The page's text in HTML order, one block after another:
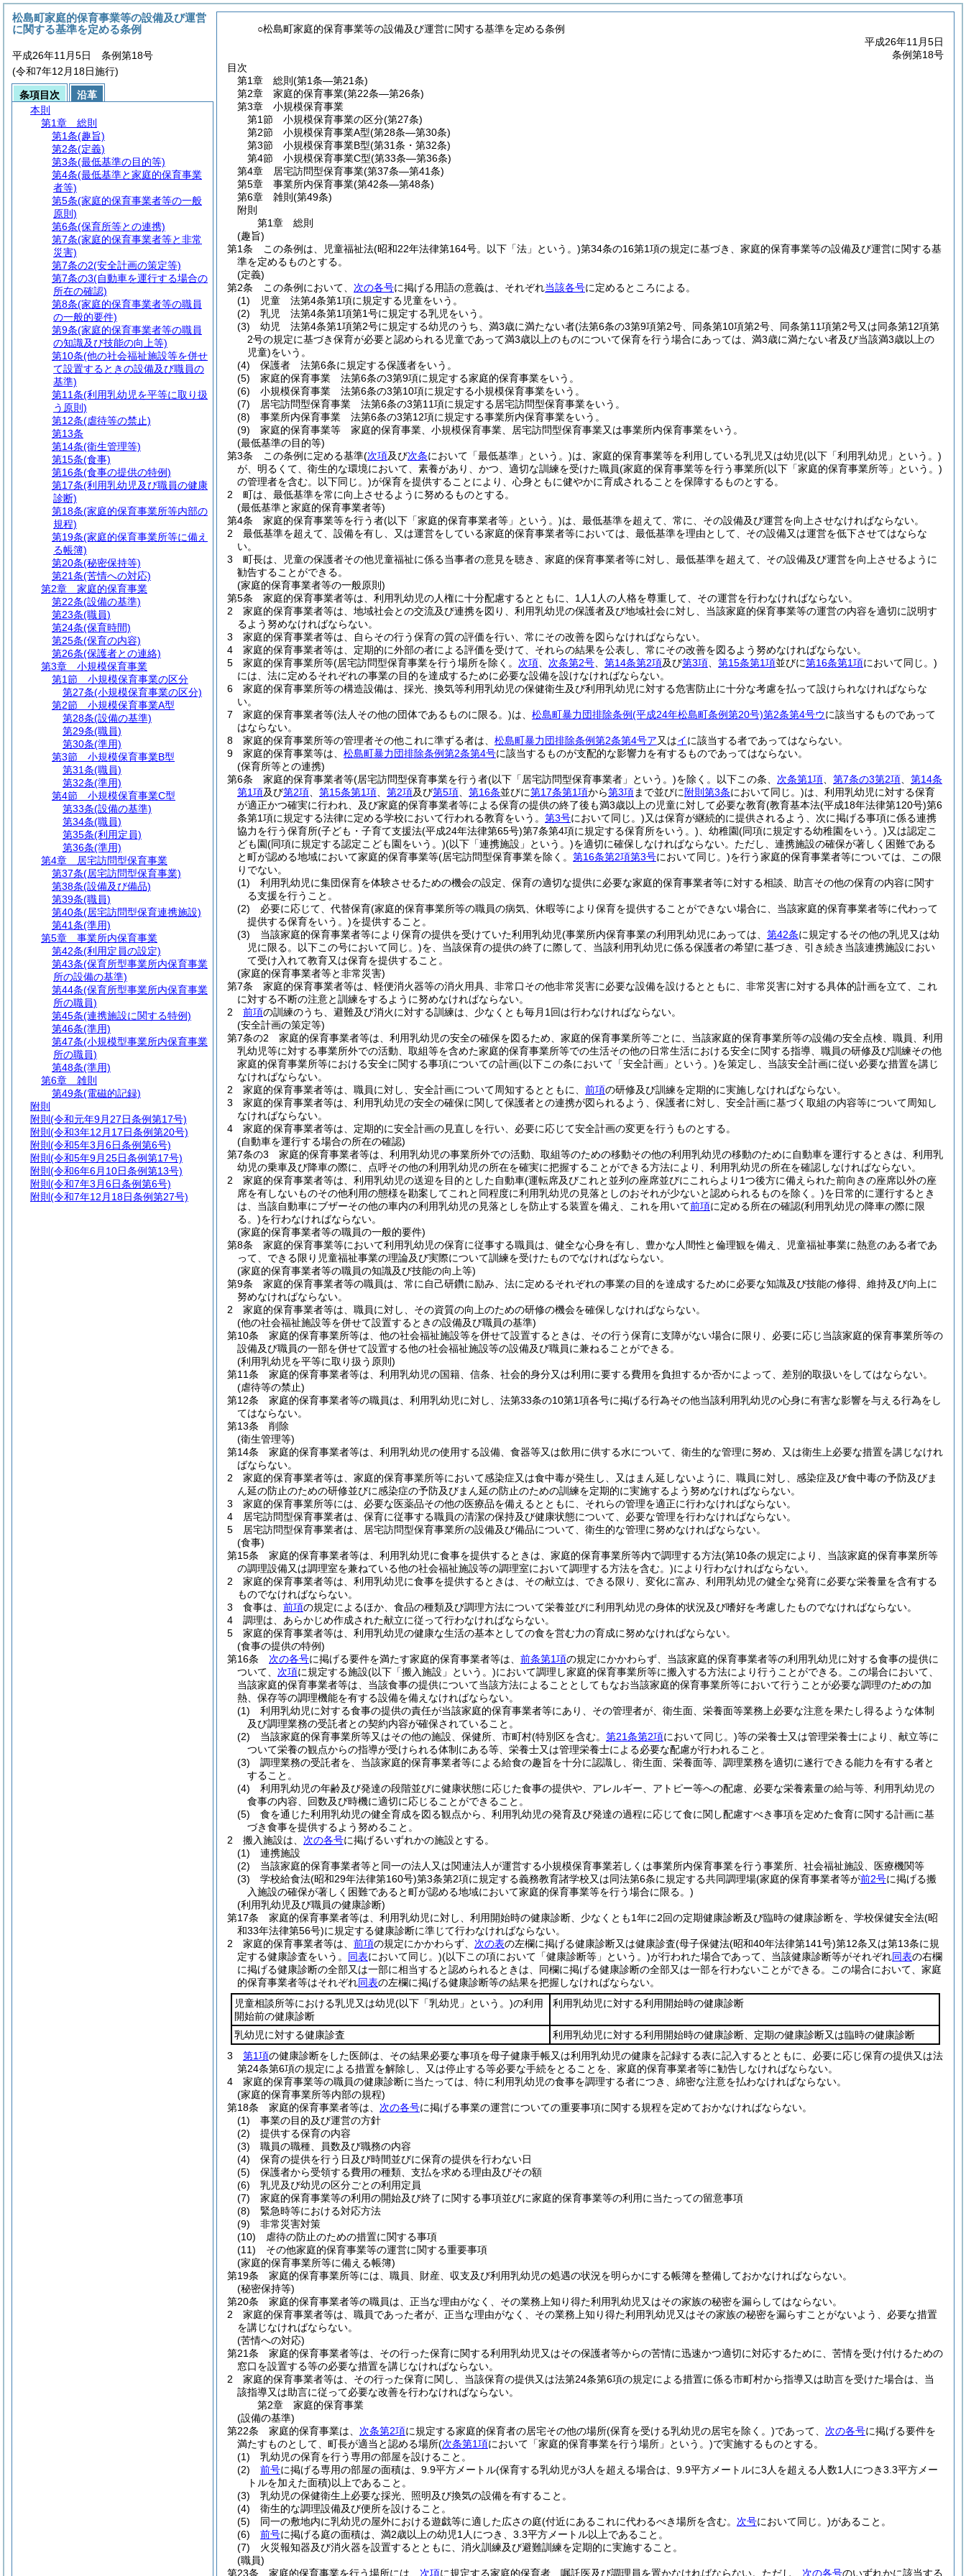
○松島町家庭的保育事業等の設備及び運営に関する基準を定める条例
平成26年11月5日
条例第18号
目次
第1章
総則 (第1条―第21条)
第2章
家庭的保育事業(第22条―第26条)
第3章
小規模保育事業
第1節
小規模保育事業の区分(第27条)
第2節
小規模保育事業A型(第28条―第30条)
第3節
小規模保育事業B型(第31条・第32条)
第4節
小規模保育事業C型(第33条―第36条)
第4章
居宅訪問型保育事業(第37条―第41条)
第5章
事業所内保育事業(第42条―第48条)
第6章
雑則 (第49条)
附則
第1章
総則
(趣旨)
第1条
この条例は、児童福祉法(昭和22年法律第164号。以下「法」という。)第34条の16第1項の規定に基づき、家庭的保育事業等の設備及び運営に関する基
準を定めるものとする。
(定義)
第2条
この条例において、 次の各号に掲げる用語の意義は、それぞれ当該各号に定めるところによる。
(1)
児童 法第4条第1項に規定する児童をいう。
(2)
乳児 法第4条第1項第1号に規定する乳児をいう。
(3)
幼児 法第4条第1項第2号に規定する幼児のうち、満3歳に満たない者(法第6条の3第9項第2号、同条第10項第2号、同条第11項第2号又は同条第12項第
2号の規定に基づき保育が必要と認められる児童であって満3歳以上のものについて保育を行う場合にあっては、満3歳に満たない者及び当該満3歳以上の
児童)をいう。
(4)
保護者 法第6条に規定する保護者をいう。
(5)
家庭的保育事業 法第6条の3第9項に規定する家庭的保育事業をいう。
(6)
小規模保育事業 法第6条の3第10項に規定する小規模保育事業をいう。
(7)
居宅訪問型保育事業 法第6条の3第11項に規定する居宅訪問型保育事業をいう。
(8)
事業所内保育事業 法第6条の3第12項に規定する事業所内保育事業をいう。
(9)
家庭的保育事業等 家庭的保育事業、小規模保育事業、居宅訪問型保育事業又は事業所内保育事業をいう。
(最低基準の目的等)
第3条
この条例に定める基準(次項及び次条において「最低基準」という。)は、家庭的保育事業等を利用している乳児又は幼児(以下「利用乳幼児」という。)
が、明るくて、衛生的な環境において、素養があり、かつ、適切な訓練を受けた職員(家庭的保育事業等を行う事業所(以下「家庭的保育事業所等」という。)
の管理者を含む。以下同じ。)が保育を提供することにより、心身ともに健やかに育成されることを保障するものとする。
2
町は、最低基準を常に向上させるように努めるものとする。
(最低基準と家庭的保育事業者等)
第4条
家庭的保育事業等を行う者(以下「家庭的保育事業者等」という。)は、最低基準を超えて、常に、その設備及び運営を向上させなければならない。
2
最低基準を超えて、設備を有し、又は運営をしている家庭的保育事業者等においては、最低基準を理由として、その設備又は運営を低下させてはならな
い。
3
町長は、児童の保護者その他児童福祉に係る当事者の意見を聴き、家庭的保育事業者等に対し、最低基準を超えて、その設備及び運営を向上させるように
勧告することができる。
(家庭的保育事業者等の一般原則)
第5条
家庭的保育事業者等は、利用乳幼児の人権に十分配慮するとともに、1人1人の人格を尊重して、その運営を行わなければならない。
2
家庭的保育事業者等は、地域社会との交流及び連携を図り、利用乳幼児の保護者及び地域社会に対し、当該家庭的保育事業等の運営の内容を適切に説明す
るよう努めなければならない。
3
家庭的保育事業者等は、自らその行う保育の質の評価を行い、常にその改善を図らなければならない。
4
家庭的保育事業者等は、定期的に外部の者による評価を受けて、それらの結果を公表し、常にその改善を図るよう努めなければならない。
5
家庭的保育事業所等(居宅訪問型保育事業を行う場所を除く。 次項 次条第2号 第14条第2項及び第3項 第15条第1項並びに第16条第1項において同じ。)
には、法に定めるそれぞれの事業の目的を達成するために必要な設備を設けなければならない。
6
家庭的保育事業所等の構造設備は、採光、換気等利用乳幼児の保健衛生及び利用乳幼児に対する危害防止に十分な考慮を払って設けられなければならな
い。
7
家庭的保育事業者等(法人その他の団体であるものに限る。)は、 松島町暴力団排除条例(平成24年松島町条例第20号)第2条第4号ウに該当するものであって
はならない。
8
家庭的保育事業所等の管理者その他これに準ずる者は、 松島町暴力団排除条例第2条第4号ア又はイに該当する者であってはならない。
9
家庭的保育事業等は、 松島町暴力団排除条例第2条第4号に該当するものが支配的な影響力を有するものであってはならない。
(保育所等との連携)
第6条
家庭的保育事業者等(居宅訪問型保育事業を行う者(以下「居宅訪問型保育事業者」という。)を除く。以下この条、 次条第1項 第7条の3第2項
第14条
第1項及び第2項 第15条第1項 第2項及び第5項 第16条並びに第17条第1項から第3項まで並びに 附則第3条において同じ。)は、利用乳幼児に対する保育
が適正かつ確実に行われ、及び家庭的保育事業者等による保育の提供の終了後も満3歳以上の児童に対して必要な教育(教育基本法(平成18年法律第120号)第6
条第1項に規定する法律に定める学校において行われる教育をいう。 第3号において同じ。)又は保育が継続的に提供されるよう、次に掲げる事項に係る連携
協力を行う保育所(子ども・子育て支援法(平成24年法律第65号)第7条第4項に規定する保育所をいう。) 、幼稚園(同項に規定する幼稚園をいう。)又は認定こ
ども園(同項に規定する認定こども園をいう。)(以下「連携施設」という。)を適切に確保しなければならない。 ただし、連携施設の確保が著しく困難である
と町が認める地域において家庭的保育事業等(居宅訪問型保育事業を除く。 第16条第2項第3号において同じ。)を行う家庭的保育事業者等については、この限
りでない。
(1)
利用乳幼児に集団保育を体験させるための機会の設定、保育の適切な提供に必要な家庭的保育事業者等に対する相談、助言その他の保育の内容に関す
る支援を行うこと。
(2)
必要に応じて、代替保育(家庭的保育事業所等の職員の病気、休暇等により保育を提供することができない場合に、当該家庭的保育事業者等に代わって
提供する保育をいう。)を提供すること。
(3)
当該家庭的保育事業者等により保育の提供を受けていた利用乳幼児(事業所内保育事業の利用乳幼児にあっては、 第42条に規定するその他の乳児又は幼
児に限る。以下この号において同じ。)を、当該保育の提供の終了に際して、当該利用乳幼児に係る保護者の希望に基づき、引き続き当該連携施設におい
て受け入れて教育又は保育を提供すること。
(家庭的保育事業者等と非常災害)
第7条
家庭的保育事業者等は、軽便消火器等の消火用具、非常口その他非常災害に必要な設備を設けるとともに、非常災害に対する具体的計画を立て、これ
に対する不断の注意と訓練をするように努めなければならない。
2
前項の訓練のうち、避難及び消火に対する訓練は、少なくとも毎月1回は行わなければならない。
(安全計画の策定等)
第7条の2
家庭的保育事業者等は、利用乳幼児の安全の確保を図るため、家庭的保育事業所等ごとに、当該家庭的保育事業所等の設備の安全点検、職員、利用
乳幼児等に対する事業所外での活動、取組等を含めた家庭的保育事業所等での生活その他の日常生活における安全に関する指導、職員の研修及び訓練その他
家庭的保育事業所等における安全に関する事項についての計画(以下この条において「安全計画」という。)を策定し、当該安全計画に従い必要な措置を講じ
なければならない。
2
家庭的保育事業者等は、職員に対し、安全計画について周知するとともに、 前項の研修及び訓練を定期的に実施しなければならない。
3
家庭的保育事業者等は、利用乳幼児の安全の確保に関して保護者との連携が図られるよう、保護者に対し、安全計画に基づく取組の内容等について周知し
なければならない。
4
家庭的保育事業者等は、定期的に安全計画の見直しを行い、必要に応じて安全計画の変更を行うものとする。
(自動車を運行する場合の所在の確認)
第7条の3
家庭的保育事業者等は、利用乳幼児の事業所外での活動、取組等のための移動その他の利用乳幼児の移動のために自動車を運行するときは、利用乳
幼児の乗車及び降車の際に、点呼その他の利用乳幼児の所在を確実に把握することができる方法により、利用乳幼児の所在を確認しなければならない。
2
家庭的保育事業者等は、利用乳幼児の送迎を目的とした自動車(運転席及びこれと並列の座席並びにこれらより1つ後方に備えられた前向きの座席以外の座
席を有しないものその他利用の態様を勘案してこれと同程度に利用乳幼児の見落としのおそれが少ないと認められるものを除く。)を日常的に運行するとき
は、当該自動車にブザーその他の車内の利用乳幼児の見落としを防止する装置を備え、これを用いて前項に定める所在の確認(利用乳幼児の降車の際に限
る。)を行わなければならない。
(家庭的保育事業者等の職員の一般的要件)
第8条
家庭的保育事業等において利用乳幼児の保育に従事する職員は、健全な心身を有し、豊かな人間性と倫理観を備え、児童福祉事業に熱意のある者であ
って、できる限り児童福祉事業の理論及び実際について訓練を受けたものでなければならない。
(家庭的保育事業者等の職員の知識及び技能の向上等)
第9条
家庭的保育事業者等の職員は、常に自己研鑽に励み、法に定めるそれぞれの事業の目的を達成するために必要な知識及び技能の修得、維持及び向上に
努めなければならない。
2
家庭的保育事業者等は、職員に対し、その資質の向上のための研修の機会を確保しなければならない。
(他の社会福祉施設等を併せて設置するときの設備及び職員の基準)
第10条
家庭的保育事業所等は、他の社会福祉施設等を併せて設置するときは、その行う保育に支障がない場合に限り、必要に応じ当該家庭的保育事業所等の
設備及び職員の一部を併せて設置する他の社会福祉施設等の設備及び職員に兼ねることができる。
(利用乳幼児を平等に取り扱う原則)
第11条
家庭的保育事業者等は、利用乳幼児の国籍、信条、社会的身分又は利用に要する費用を負担するか否かによって、差別的取扱いをしてはならない。
(虐待等の禁止)
第12条
家庭的保育事業者等の職員は、利用乳幼児に対し、法第33条の10第1項各号に掲げる行為その他当該利用乳幼児の心身に有害な影響を与える行為をし
てはならない。
第13条
削除
(衛生管理等)
第14条
家庭的保育事業者等は、利用乳幼児の使用する設備、食器等又は飲用に供する水について、衛生的な管理に努め、又は衛生上必要な措置を講じなけれ
ばならない。
2
家庭的保育事業者等は、家庭的保育事業所等において感染症又は食中毒が発生し、又はまん延しないように、職員に対し、感染症及び食中毒の予防及びま
ん延の防止のための研修並びに感染症の予防及びまん延の防止のための訓練を定期的に実施するよう努めなければならない。
3
家庭的保育事業所等には、必要な医薬品その他の医療品を備えるとともに、それらの管理を適正に行わなければならない。
4
居宅訪問型保育事業者は、保育に従事する職員の清潔の保持及び健康状態について、必要な管理を行わなければならない。
5
居宅訪問型保育事業者は、居宅訪問型保育事業所の設備及び備品について、衛生的な管理に努めなければならない。
(食事)
第15条
家庭的保育事業者等は、利用乳幼児に食事を提供するときは、家庭的保育事業所等内で調理する方法(第10条の規定により、当該家庭的保育事業所等
の調理設備又は調理室を兼ねている他の社会福祉施設等の調理室において調理する方法を含む。)により行わなければならない。
2
家庭的保育事業者等は、利用乳幼児に食事を提供するときは、その献立は、できる限り、変化に富み、利用乳幼児の健全な発育に必要な栄養量を含有する
ものでなければならない。
3
食事は、 前項の規定によるほか、食品の種類及び調理方法について栄養並びに利用乳幼児の身体的状況及び嗜好を考慮したものでなければならない。
4
調理は、あらかじめ作成された献立に従って行わなければならない。
5
家庭的保育事業者等は、利用乳幼児の健康な生活の基本としての食を営む力の育成に努めなければならない。
(食事の提供の特例)
第16条
次の各号に掲げる要件を満たす家庭的保育事業者等は、 前条第1項の規定にかかわらず、当該家庭的保育事業者等の利用乳幼児に対する食事の提供に
ついて、 次項に規定する施設(以下「搬入施設」という。)において調理し家庭的保育事業所等に搬入する方法により行うことができる。
この場合において、
当該家庭的保育事業者等は、当該食事の提供について当該方法によることとしてもなお当該家庭的保育事業所等において行うことが必要な調理のための加
熱、保存等の調理機能を有する設備を備えなければならない。
(1)
利用乳幼児に対する食事の提供の責任が当該家庭的保育事業者等にあり、その管理者が、衛生面、栄養面等業務上必要な注意を果たし得るような体制
及び調理業務の受託者との契約内容が確保されていること。
(2)
当該家庭的保育事業所等又はその他の施設、保健所、市町村(特別区を含む。 第21条第2項において同じ。)等の栄養士又は管理栄養士により、献立等に
ついて栄養の観点からの指導が受けられる体制にある等、栄養士又は管理栄養士による必要な配慮が行われること。
(3)
調理業務の受託者を、当該家庭的保育事業者等による給食の趣旨を十分に認識し、衛生面、栄養面等、調理業務を適切に遂行できる能力を有する者と
すること。
(4)
利用乳幼児の年齢及び発達の段階並びに健康状態に応じた食事の提供や、アレルギー、アトピー等への配慮、必要な栄養素量の給与等、利用乳幼児の
食事の内容、回数及び時機に適切に応じることができること。
(5)
食を通じた利用乳幼児の健全育成を図る観点から、利用乳幼児の発育及び発達の過程に応じて食に関し配慮すべき事項を定めた食育に関する計画に基
づき食事を提供するよう努めること。
2
搬入施設は、 次の各号に掲げるいずれかの施設とする。
(1)
連携施設
(2)
当該家庭的保育事業者等と同一の法人又は関連法人が運営する小規模保育事業若しくは事業所内保育事業を行う事業所、社会福祉施設、医療機関等
(3)
学校給食法(昭和29年法律第160号)第3条第2項に規定する義務教育諸学校又は同法第6条に規定する共同調理場(家庭的保育事業者等が前2号に掲げる搬
入施設の確保が著しく困難であると町が認める地域において家庭的保育事業等を行う場合に限る。)
(利用乳幼児及び職員の健康診断)
第17条
家庭的保育事業者等は、利用乳幼児に対し、利用開始時の健康診断、少なくとも1年に2回の定期健康診断及び臨時の健康診断を、学校保健安全法(昭
和33年法律第56号)に規定する健康診断に準じて行わなければならない。
2
家庭的保育事業者等は、 前項の規定にかかわらず、 次の表の左欄に掲げる健康診断又は健康診査(母子保健法(昭和40年法律第141号)第12条又は第13条に規
定する健康診査をいう。 同表において同じ。)(以下この項において「健康診断等」という。)が行われた場合であって、当該健康診断等がそれぞれ同表の右欄
に掲げる健康診断の全部又は一部に相当すると認められるときは、同欄に掲げる健康診断の全部又は一部を行わないことができる。
この場合において、家庭
的保育事業者等はそれぞれ同表の左欄に掲げる健康診断等の結果を把握しなければならない。
児童相談所等における乳児又は幼児(以下「乳幼児」という。)の利用
開始前の健康診断
利用乳幼児に対する利用開始時の健康診断
乳幼児に対する健康診査
利用乳幼児に対する利用開始時の健康診断、定期の健康診断又は臨時の健康診断
3
第1項の健康診断をした医師は、その結果必要な事項を母子健康手帳又は利用乳幼児の健康を記録する表に記入するとともに、必要に応じ保育の提供又は法
第24条第6項の規定による措置を解除し、又は停止する等必要な手続をとることを、家庭的保育事業者等に勧告しなければならない。
4
家庭的保育事業等の職員の健康診断に当たっては、特に利用乳幼児の食事を調理する者につき、綿密な注意を払わなければならない。
(家庭的保育事業所等内部の規程)
第18条
家庭的保育事業者等は、 次の各号に掲げる事業の運営についての重要事項に関する規程を定めておかなければならない。
(1)
事業の目的及び運営の方針
(2)
提供する保育の内容
(3)
職員の職種、員数及び職務の内容
(4)
保育の提供を行う日及び時間並びに保育の提供を行わない日
(5)
保護者から受領する費用の種類、支払を求める理由及びその額
(6)
乳児及び幼児の区分ごとの利用定員
(7)
家庭的保育事業等の利用の開始及び終了に関する事項並びに家庭的保育事業等の利用に当たっての留意事項
(8)
緊急時等における対応方法
(9)
非常災害対策
(10)
虐待の防止のための措置に関する事項
(11)
その他家庭的保育事業等の運営に関する重要事項
(家庭的保育事業所等に備える帳簿)
第19条
家庭的保育事業所等には、職員、財産、収支及び利用乳幼児の処遇の状況を明らかにする帳簿を整備しておかなければならない。
(秘密保持等)
第20条
家庭的保育事業者等の職員は、正当な理由がなく、その業務上知り得た利用乳幼児又はその家族の秘密を漏らしてはならない。
2
家庭的保育事業者等は、職員であった者が、正当な理由がなく、その業務上知り得た利用乳幼児又はその家族の秘密を漏らすことがないよう、必要な措置
を講じなければならない。
(苦情への対応)
第21条
家庭的保育事業者等は、その行った保育に関する利用乳幼児又はその保護者等からの苦情に迅速かつ適切に対応するために、苦情を受け付けるための
窓口を設置する等の必要な措置を講じなければならない。
2
家庭的保育事業者等は、その行った保育に関し、当該保育の提供又は法第24条第6項の規定による措置に係る市町村から指導又は助言を受けた場合は、当
該指導又は助言に従って必要な改善を行わなければならない。
第2章
家庭的保育事業
(設備の基準)
第22条
家庭的保育事業は、 次条第2項に規定する家庭的保育者の居宅その他の場所(保育を受ける乳幼児の居宅を除く。)であって、 次の各号に掲げる要件を
満たすものとして、町長が適当と認める場所(次条第1項において「家庭的保育事業を行う場所」という。)で実施するものとする。
(1)
乳幼児の保育を行う専用の部屋を設けること。
(2)
前号に掲げる専用の部屋の面積は、9.9平方メートル(保育する乳幼児が3人を超える場合は、9.9平方メートルに3人を超える人数1人につき3.3平方メー
トルを加えた面積)以上であること。
(3)
乳幼児の保健衛生上必要な採光、照明及び換気の設備を有すること。
(4)
衛生的な調理設備及び便所を設けること。
(5)
同一の敷地内に乳幼児の屋外における遊戯等に適した広さの庭(付近にあるこれに代わるべき場所を含む。 次号において同じ。)があること。
(6)
前号に掲げる庭の面積は、満2歳以上の幼児1人につき、3.3平方メートル以上であること。
(7)
火災報知器及び消火器を設置するとともに、消火訓練及び避難訓練を定期的に実施すること。
(職員)
第23条
家庭的保育事業を行う場所には、 次項に規定する家庭的保育者、嘱託医及び調理員を置かなければならない。 ただし、 次の各号のいずれかに該当する
松島町家庭的保育事業等の設備及び運営
に関する基準を定める条例
平成26年11月5日 条例第18号
(令和7年12月18日施行)
条項目次
沿革
本則
第1章
総則
第1条(趣旨)
第2条(定義)
第3条(最低基準の目的等)
第4条(最低基準と家庭的保育事業
者等)
第5条(家庭的保育事業者等の一般
原則)
第6条(保育所等との連携)
第7条(家庭的保育事業者等と非常
災害)
第7条の2(安全計画の策定等)
第7条の3(自動車を運行する場合の
所在の確認)
第8条(家庭的保育事業者等の職員
の一般的要件)
第9条(家庭的保育事業者等の職員
の知識及び技能の向上等)
第10条(他の社会福祉施設等を併せ
て設置するときの設備及び職員の
基準)
第11条(利用乳幼児を平等に取り扱
う原則)
第12条(虐待等の禁止)
第13条
第14条(衛生管理等)
第15条(食事)
第16条(食事の提供の特例)
第17条(利用乳幼児及び職員の健康
診断)
第18条(家庭的保育事業所等内部の
規程)
第19条(家庭的保育事業所等に備え
る帳簿)
第20条(秘密保持等)
第21条(苦情への対応)
第2章
家庭的保育事業
第22条(設備の基準)
第23条(職員)
第24条(保育時間)
第25条(保育の内容)
第26条(保護者との連絡)
第3章
小規模保育事業
第1節
小規模保育事業の区分
第27条(小規模保育事業の区分)
第2節
小規模保育事業A型
第28条(設備の基準)
第29条(職員)
第30条(準用)
第3節
小規模保育事業B型
第31条(職員)
第32条(準用)
第4節
小規模保育事業C型
第33条(設備の基準)
第34条(職員)
第35条(利用定員)
第36条(準用)
第4章
居宅訪問型保育事業
第37条(居宅訪問型保育事業)
第38条(設備及び備品)
第39条(職員)
第40条(居宅訪問型保育連携施設)
第41条(準用)
第5章
事業所内保育事業
第42条(利用定員の設定)
第43条(保育所型事業所内保育事業
所の設備の基準)
第44条(保育所型事業所内保育事業
所の職員)
第45条(連携施設に関する特例)
第46条(準用)
第47条(小規模型事業所内保育事業
所の職員)
第48条(準用)
第6章
雑則
第49条(電磁的記録)
附則
附則 (令和元年9月27日条例第17号)
附則 (令和3年12月17日条例第20号)
附則 (令和5年3月6日条例第6号)
附則 (令和5年9月25日条例第17号)
附則 (令和6年6月10日条例第13号)
附則 (令和7年3月6日条例第6号)
附則 (令和7年12月18日条例第27号)